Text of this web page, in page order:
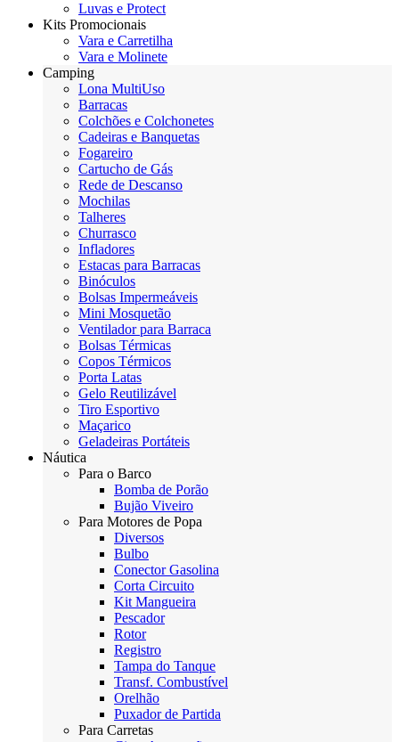
Luvas e Protect
Kits Promocionais
Vara e Carretilha
Vara e Molinete
Camping
Lona MultiUso
Barracas
Colchões e Colchonetes
Cadeiras e Banquetas
Fogareiro
Cartucho de Gás
Rede de Descanso
Mochilas
Talheres
Churrasco
Infladores
Estacas para Barracas
Binóculos
Bolsas Impermeáveis
Mini Mosquetão
Ventilador para Barraca
Bolsas Térmicas
Copos Térmicos
Porta Latas
Gelo Reutilizável
Tiro Esportivo
Maçarico
Geladeiras Portáteis
Náutica
Para o Barco
Bomba de Porão
Bujão Viveiro
Para Motores de Popa
Diversos
Bulbo
Conector Gasolina
Corta Circuito
Kit Mangueira
Pescador
Rotor
Registro
Tampa do Tanque
Transf. Combustível
Orelhão
Puxador de Partida
Para Carretas